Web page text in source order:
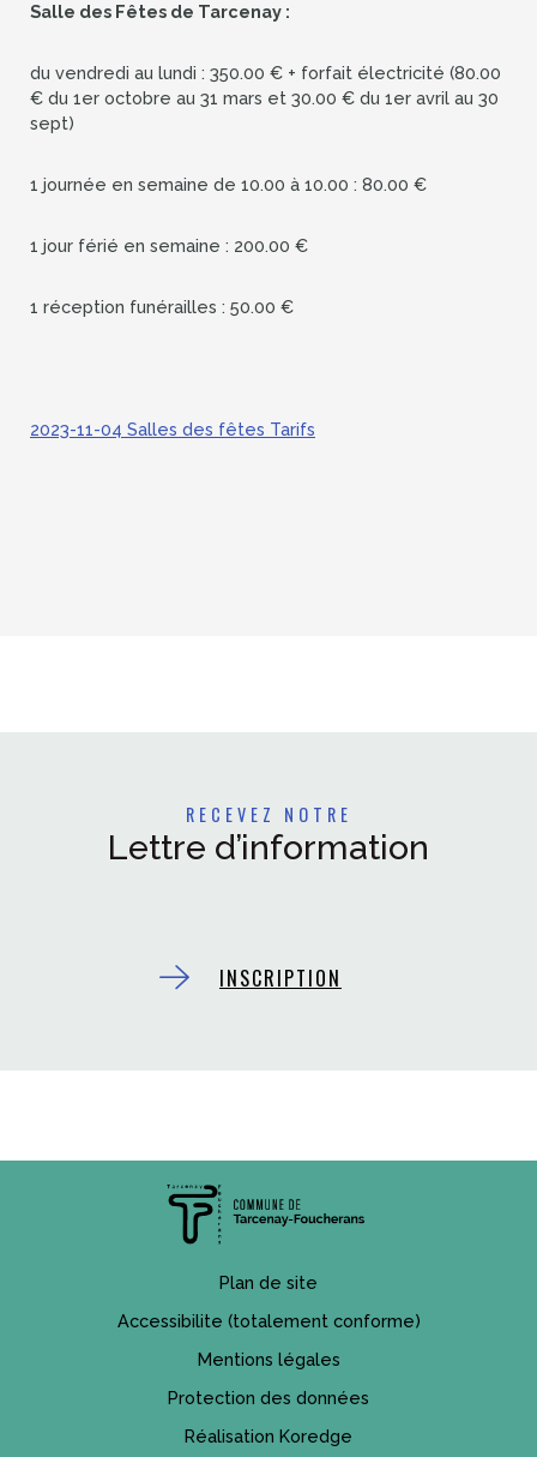
Salle des Fêtes de Tarcenay :
du vendredi au lundi : 350.00 € + forfait électricité (80.00
€ du 1er octobre au 31 mars et 30.00 € du 1er avril au 30
sept)
1 journée en semaine de 10.00 à 10.00 : 80.00 €
1 jour férié en semaine : 200.00 €
1 réception funérailles : 50.00 €
2023-11-04 Salles des fêtes Tarifs
RECEVEZ NOTRE
Lettre d’information
INSCRIPTION
Plan de site
Accessibilite (totalement conforme)
Mentions légales
Protection des données
Réalisation Koredge